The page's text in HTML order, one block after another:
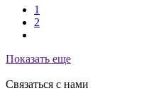
1
2
Показать еще
Связаться с нами